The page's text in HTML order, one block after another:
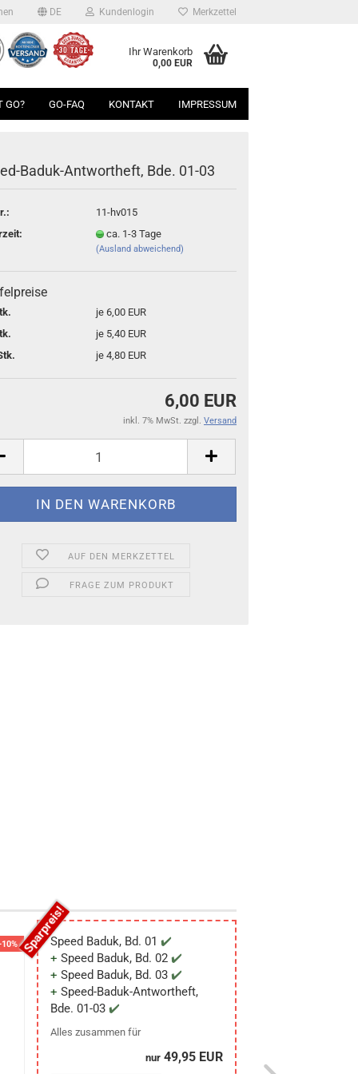
DE Kundenlogin Merkzettel
Ihr Warenkorb
0,00 EUR
GO? GO-FAQ KONTAKT IMPRESSUM
Baduk-Antwortheft, Bde. 01-03
11-hv015
ca. 1-3 Tage
(Ausland abweichend)
je 6,00 EUR
je 5,40 EUR
je 4,80 EUR
6,00 EUR
inkl. 7% MwSt. zzgl. Versand
AUF DEN MERKZETTEL
FRAGE ZUM PRODUKT
Speed Baduk, Bd. 01
Speed Baduk, Bd. 02
Speed Baduk, Bd. 03
Speed-Baduk-Antwortheft,
Bde. 01-03
Alles zusammen für
nur 49,95 EUR
-10%
Speed Baduk,